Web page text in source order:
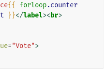
{{ forloop.counter
}}</label><br>
="Vote">